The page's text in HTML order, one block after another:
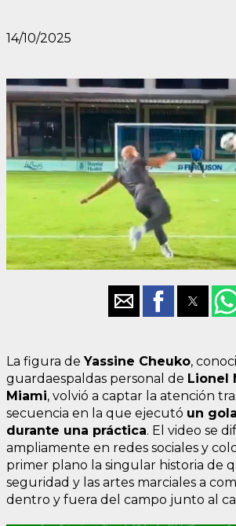
14/10/2025
La figura deYassine Cheuko,
guardaespaldas personal de Lionel
Miami, volvió a captar la atención
secuencia en la que ejecutó un
durante una práctica. El video se
ampliamente en redes sociales y
primer plano la singular historia de
seguridad y las artes marciales a
dentro y fuera del campo junto al